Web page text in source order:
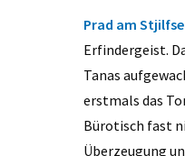
Prad am
Erfindergeist.
Tanas
erstmals das
Bürotisch fast
Überzeugung